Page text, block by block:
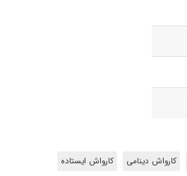
کارواش دینامی کارواش ایستاده